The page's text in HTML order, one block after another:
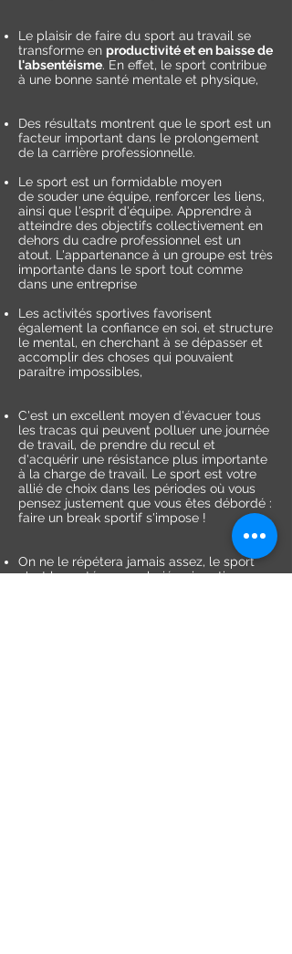
Le plaisir de faire du sport au travail se
transforme en productivité et en baisse de
l'absentéisme. En effet, le sport contribue
à une bonne santé mentale et physique,
Des résultats montrent que le sport est un
facteur important dans le prolongement
de la carrière professionnelle.
Le sport est un formidable moyen
de souder une équipe, renforcer les liens,
ainsi que l'esprit d'équipe. Apprendre à
atteindre des objectifs collectivement en
dehors du cadre professionnel est un
atout. L'appartenance à un groupe est très
importante dans le sport tout comme
dans une entreprise
Les activités sportives favorisent
également la confiance en soi, et structure
le mental, en cherchant à se dépasser et
accomplir des choses qui pouvaient
paraitre impossibles,
C'est un excellent moyen d'évacuer tous
les tracas qui peuvent polluer une journée
de travail, de prendre du recul et
d'acquérir une résistance plus importante
à la charge de travail. Le sport est votre
allié de choix dans les périodes où vous
pensez justement que vous êtes débordé :
faire un break sportif s'impose !
On ne le répétera jamais assez, le sport
c'est la santé : un salarié qui pratique une